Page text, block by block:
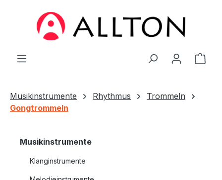
Zum Hauptinhalt springen
Musikinstrumente Rhythmus
Trommeln
Gongtrommeln
Musikinstrumente
Klanginstrumente